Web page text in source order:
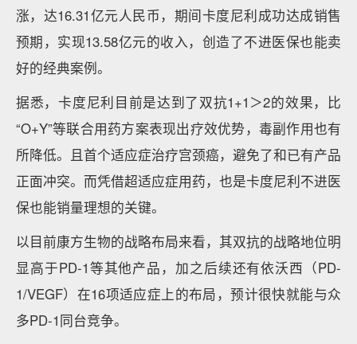
涨，达16.31亿元人民币，期间卡度尼利成功达成销售
预期，实现13.58亿元的收入，创造了不进医保也能卖
好的经典案例。
据悉，卡度尼利目前是达到了双抗1+1＞2的效果，比
“O+Y”等联合用药方案表现出疗效优势，毒副作用也有
所降低。且首个适应症治疗宫颈癌，避免了和已有产品
正面冲突。而凭借超适应症用药，也是卡度尼利不进医
保也能销量理想的关键。
以目前康方生物的战略布局来看，其双抗的战略地位明
显高于PD-1等其他产品，加之后续还有依沃西（PD-
1/VEGF）在16项适应症上的布局，预计很快就能与众
多PD-1同台竞争。